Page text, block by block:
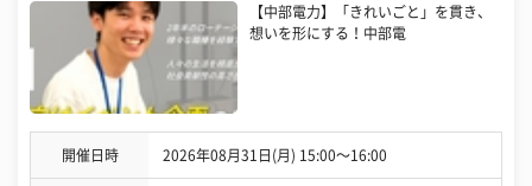
【中部電力】「きれいごと」を貫き、
想いを形にする！中部電
開催日時 2026年08月31日(月) 15:00〜16:00